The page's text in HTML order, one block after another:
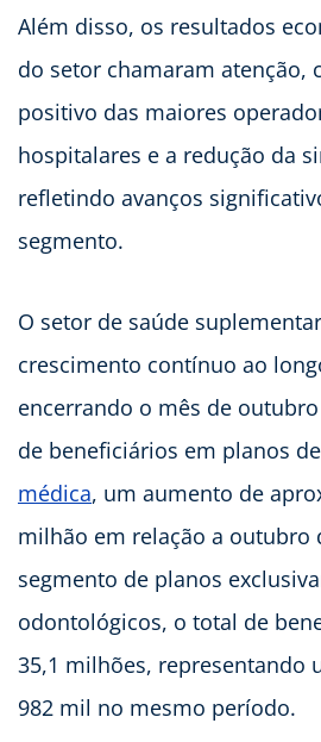
Além disso, os resultados
do setor chamaram atenção,
positivo das maiores
hospitalares e a redução da
refletindo avanços
segmento.
O setor de saúde
crescimento contínuo ao
encerrando o mês de
de beneficiários em planos de
médica, um aumento de
milhão em relação a outubro
segmento de planos
odontológicos, o total de
35,1 milhões, representando
982 mil no mesmo período.